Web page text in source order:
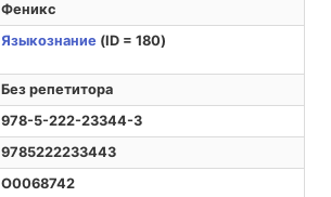
Феникс
Языкознание(ID = 180)
Без репетитора
978-5-222-23344-3
9785222233443
O0068742